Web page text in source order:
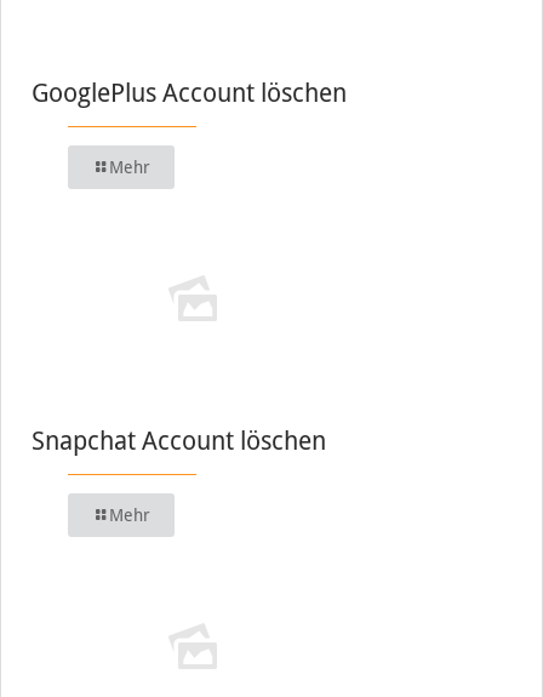
GooglePlus Account löschen
Mehr
Snapchat Account löschen
Mehr